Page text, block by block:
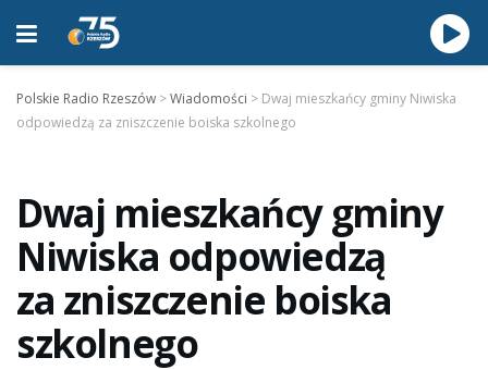
Polskie Radio Rzeszów >Wiadomości > Dwaj mieszkańcy gminy Niwiska
odpowiedzą za zniszczenie boiska szkolnego
Dwaj mieszkańcy gminy
Niwiska odpowiedzą
za zniszczenie boiska
szkolnego